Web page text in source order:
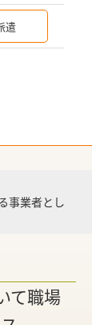
遣
事業者とし
て職場